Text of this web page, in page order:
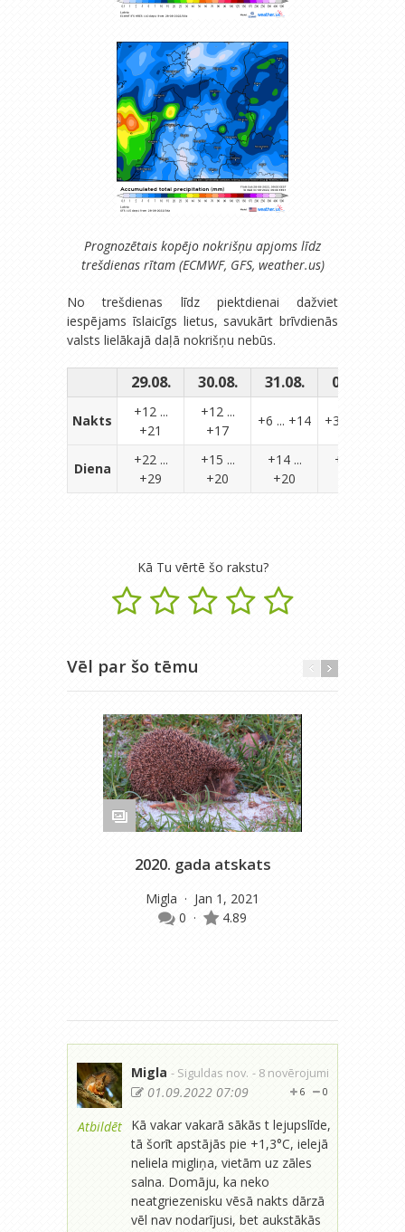
Prognozētais kopējo nokrišņu apjoms līdz
trešdienas rītam (ECMWF, GFS, weather.us)
No trešdienas līdz piektdienai dažviet
iespējams īslaicīgs lietus, savukārt brīvdienās
valsts lielākajā daļā nokrišņu nebūs.
29.08. 30.08. 31.08. 01.09.
Nakts
+12 ...
+21
+12 ...
+17
+6 ... +14 +3 ... +10
Diena
+22 ...
+29
+15 ...
+20
+14 ...
+20
+10 ...
Kā Tu vērtē šo rakstu?
Vēl par šo tēmu
2020. gada atskats
Migla · Jan 1, 2021
0 · 4.89
Atbildēt
Migla - Siguldas nov. - 8 novērojumi
0
6
01.09.2022 07:09
Kā vakar vakarā sākās t lejupslīde,
tā šorīt apstājās pie +1,3°C, ielejā
neliela migliņa, vietām uz zāles
salna. Domāju, ka neko
neatgriezenisku vēsā nakts dārzā
vēl nav nodarījusi, bet aukstākās